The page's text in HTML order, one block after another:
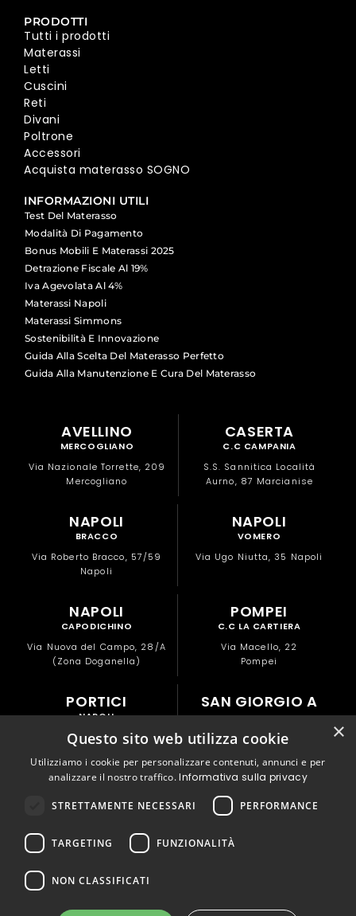
PRODOTTI
Tutti i prodotti
Materassi
Letti
Cuscini
Reti
Divani
Poltrone
Accessori
Acquista materasso SOGNO
INFORMAZIONI UTILI
Test Del Materasso
Modalità Di Pagamento
Bonus Mobili E Materassi 2025
Detrazione Fiscale Al 19%
Iva Agevolata Al 4%
Materassi Napoli
Materassi Simmons
Sostenibilità E Innovazione
Guida Alla Scelta Del Materasso Perfetto
Guida Alla Manutenzione E Cura Del Materasso
AVELLINO
MERCOGLIANO
Via Nazionale Torrette, 209
Mercogliano
CASERTA
C.C CAMPANIA
S.S. Sannitica Località
Aurno, 87 Marcianise
NAPOLI
BRACCO
Via Roberto Bracco, 57/59
Napoli
NAPOLI
VOMERO
Via Ugo Niutta, 35 Napoli
NAPOLI
CAPODICHINO
Via Nuova del Campo, 28/A
(Zona Doganella)
POMPEI
C.C LA CARTIERA
Via Macello, 22
Pompei
PORTICI
NAPOLI
Via Libertà, 82
SAN GIORGIO A
CREMANO
NAPOLI
Via Alessandro Manzoni, 177
San Giorgio a Cremano
© Copyright 2026 DNA S.r.L. – P.IVA: 07050600480 | Tutti i diritti riservati
Design byav communication.it
×
Questo sito web utilizza cookie
Utilizziamo i cookie per personalizzare contenuti, annunci e per
analizzare il nostro traffico.Informativa sulla privacy
STRETTAMENTE NECESSARI PERFORMANCE
TARGETING FUNZIONALITÀ
NON CLASSIFICATI